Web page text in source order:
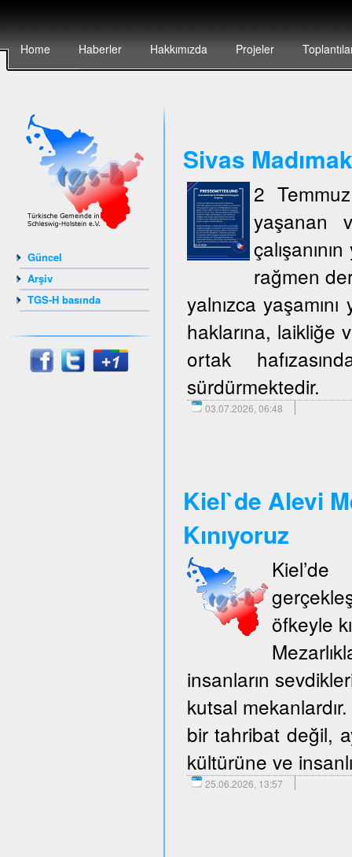
Home Haberler Hakkımızda Projeler
Güncel
Arşiv
TGS-H basında
Sivas
2
yaşanan
rağmen
yalnızca
haklarına, laikliğe
ortak
sürdürmektedir.
03.07.2026, 06:48
Kiel`de Alevi
Kınıyoruz
öfkeyle
insanların
kutsal
bir tahribat değil,
kültürüne ve
25.06.2026, 13:57